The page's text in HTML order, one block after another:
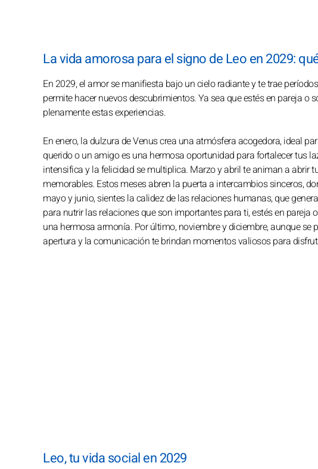
La vida amorosa para el signo de Leo en 2029:
En 2029, el amor se manifiesta bajo un cielo radiante y te trae
permite hacer nuevos descubrimientos. Ya sea que estés en pareja o
plenamente estas experiencias.
En enero, la dulzura de Venus crea una atmósfera acogedora, ideal
querido o un amigo es una hermosa oportunidad para fortalecer tus
intensifica y la felicidad se multiplica. Marzo y abril te animan a abrir
memorables. Estos meses abren la puerta a intercambios sinceros,
mayo y junio, sientes la calidez de las relaciones humanas, que
para nutrir las relaciones que son importantes para ti, estés en
una hermosa armonía. Por último, noviembre y diciembre, aunque
apertura y la comunicación te brindan momentos valiosos para
Leo, tu vida social en 2029